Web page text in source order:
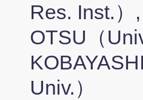
Res. Inst.
OTSU（
Univ.）